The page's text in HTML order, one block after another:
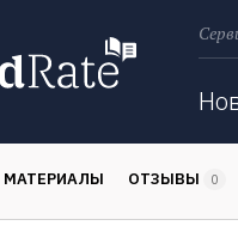
МАТЕРИАЛЫ ОТЗЫВЫ 0